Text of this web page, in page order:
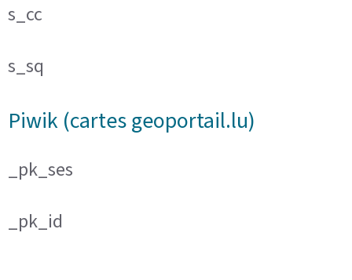
s_cc
s_sq
Piwik (cartes geoportail.lu)
_pk_ses
_pk_id